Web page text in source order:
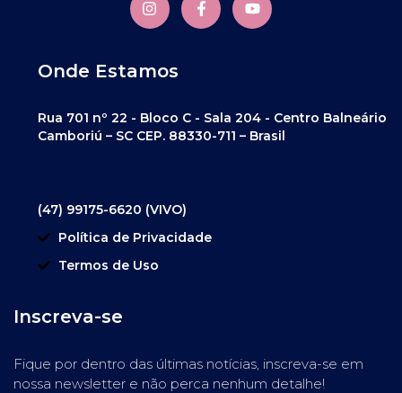
Onde Estamos
Rua 701 nº 22 - Bloco C - Sala 204 - Centro Balneário
Camboriú – SC CEP. 88330-711 – Brasil
(47) 99175-6620 (VIVO)
Política de Privacidade
Termos de Uso
Inscreva-se
Fique por dentro das últimas notícias, inscreva-se em
nossa newsletter e não perca nenhum detalhe!